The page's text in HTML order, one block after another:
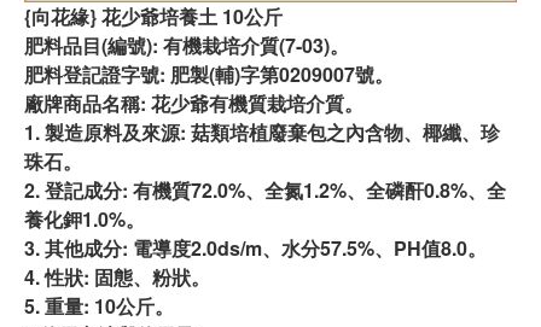
{向花緣} 花少爺培養土 10公斤
肥料品目(編號): 有機栽培介質(7-03)。
肥料登記證字號: 肥製(輔)字第0209007號。
廠牌商品名稱: 花少爺有機質栽培介質。
1. 製造原料及來源: 菇類培植廢棄包之內含物、椰纖、珍
珠石。
2. 登記成分: 有機質72.0%、全氮1.2%、全磷酐0.8%、全
養化鉀1.0%。
3. 其他成分: 電導度2.0ds/m、水分57.5%、PH值8.0。
4. 性狀: 固態、粉狀。
5. 重量: 10公斤。